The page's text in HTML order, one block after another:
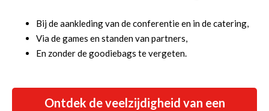
Bij de aankleding van de conferentie en in de catering,
Via de games en standen van partners,
En zonder de goodiebags te vergeten.
Ontdek de veelzijdigheid van een